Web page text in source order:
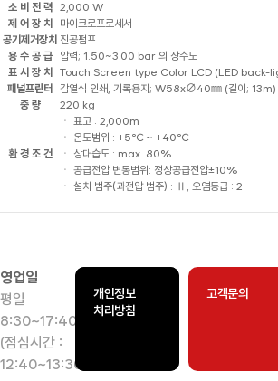
소 비 전 력
2,000 W
제 어 장 치
마이크로프로세서
공기제거장치 진공펌프
용 수 공 급
압력; 1.50~3.00 bar 의 상수도
표 시 장 치
Touch Screen type Color LCD (LED back-
패널프린터
감열식 인쇄, 기록용지; W58x∅40㎜ (길이; 13m)
중 량
220 kg
환 경 조 건
ㆍ 표고 : 2,000m
ㆍ 온도범위 : +5℃ ~ +40℃
ㆍ 상대습도 : max. 80%
ㆍ 공급전압 변동범위: 정상공급전압±10%
ㆍ 설치 범주(과전압 범주) : Ⅱ, 오염등급 : 2
영업일
평일
8:30~17:40
(점심시간 :
12:40~13:30)
개인정보
처리방침
고객문의